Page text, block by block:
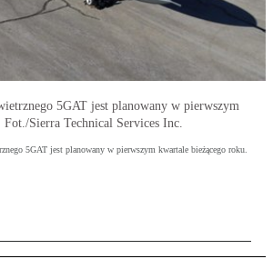
5GAT jest planowany w pierwszym
Sierra Technical Services Inc.
5GAT jest planowany w pierwszym kwartale bieżącego roku.